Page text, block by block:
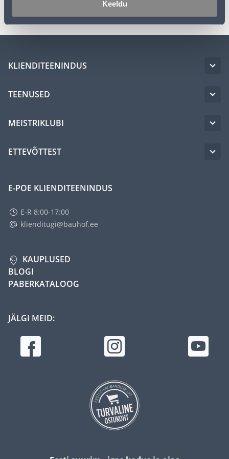
Keeldu
KLIENDITEENINDUS
TEENUSED
MEISTRIKLUBI
ETTEVÕTTEST
E-POE KLIENDITEENINDUS
E-R 8:00-17:00
klienditugi@bauhof.ee
KAUPLUSED
BLOGI
PABERKATALOOG
JÄLGI MEID: